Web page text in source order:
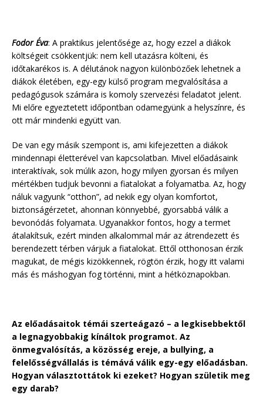
Fodor Éva: A praktikus jelentősége az, hogy ezzel a diákok
költségeit csökkentjük: nem kell utazásra költeni, és
időtakarékos is. A délutánok nagyon különbözőek lehetnek a
diákok életében, egy-egy külső program megvalósítása a
pedagógusok számára is komoly szervezési feladatot jelent.
Mi előre egyeztetett időpontban odamegyünk a helyszínre, és
ott már mindenki együtt van.
De van egy másik szempont is, ami kifejezetten a diákok
mindennapi életterével van kapcsolatban. Mivel előadásaink
interaktívak, sok múlik azon, hogy milyen gyorsan és milyen
mértékben tudjuk bevonni a fiatalokat a folyamatba. Az, hogy
náluk vagyunk “otthon”, ad nekik egy olyan komfortot,
biztonságérzetet, ahonnan könnyebbé, gyorsabbá válik a
bevonódás folyamata. Ugyanakkor fontos, hogy a termet
átalakítsuk, ezért minden alkalommal már az átrendezett és
berendezett térben várjuk a fiatalokat. Ettől otthonosan érzik
magukat, de mégis kizökkennek, rögtön érzik, hogy itt valami
más és máshogyan fog történni, mint a hétköznapokban.
Az előadásaitok témái szerteágazó – a legkisebbektől
a legnagyobbakig kínáltok programot. Az
önmegvalósítás, a közösség ereje, a bullying, a
felelősségvállalás is témává válik egy-egy előadásban.
Hogyan választottátok ki ezeket? Hogyan születik meg
egy darab?